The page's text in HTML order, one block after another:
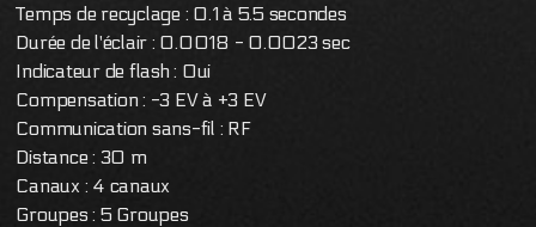
Temps de recyclage : 0.1 à 5.5 secondes
Durée de l'éclair : 0.0018 - 0.0023 sec
Indicateur de flash : Oui
Compensation : -3 EV à +3 EV
Communication sans-fil : RF
Distance : 30 m
Canaux : 4 canaux
Groupes : 5 Groupes